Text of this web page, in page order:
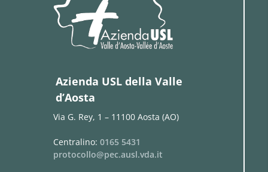
Azienda USL della Valle
d’Aosta
Via G. Rey, 1 – 11100 Aosta (AO)
Centralino: 0165 5431
protocollo@pec.ausl.vda.it